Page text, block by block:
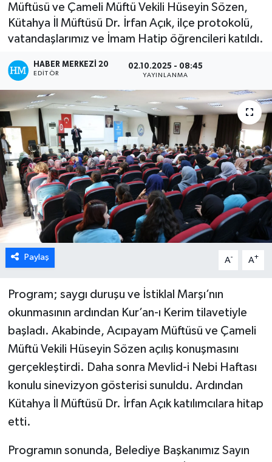
Müftüsü ve Çameli Müftü Vekili Hüseyin Sözen,
Kütahya İl Müftüsü Dr. İrfan Açık, ilçe protokolü,
vatandaşlarımız ve İmam Hatip öğrencileri katıldı.
HABER MERKEZI 20
EDITÖR
02.10.2025 - 08:45
YAYINLANMA
Paylaş A- A+
Program; saygı duruşu ve İstiklal Marşı’nın
okunmasının ardından Kur’an-ı Kerim tilavetiyle
başladı. Akabinde, Acıpayam Müftüsü ve Çameli
Müftü Vekili Hüseyin Sözen açılış konuşmasını
gerçekleştirdi. Daha sonra Mevlid-i Nebi Haftası
konulu sinevizyon gösterisi sunuldu. Ardından
Kütahya İl Müftüsü Dr. İrfan Açık katılımcılara hitap
etti.
Programın sonunda, Belediye Başkanımız Sayın
SPOR
MAGAZİN
ÖZEL HABER
DTO
RESMİ REKLAM
Haber Arşivi